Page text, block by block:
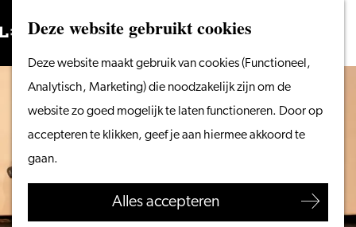
Deze website gebruikt cookies
Deze website maakt gebruik van cookies (Functioneel,
Analytisch, Marketing) die noodzakelijk zijn om de
website zo goed mogelijk te laten functioneren. Door op
accepteren te klikken, geef je aan hiermee akkoord te
gaan.
Alles accepteren
Ga
naar
homepage
Menu
ZoekenVanaf het water
wandelen
Winkelen
Eten & drinken
Met kinderen
Zoeken